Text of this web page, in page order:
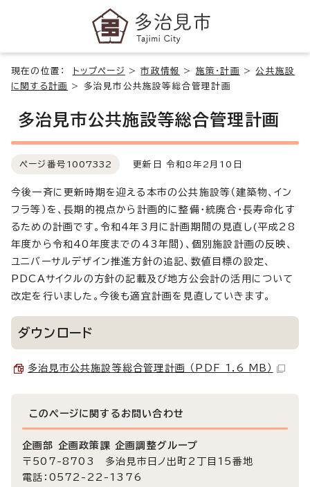
現在の位置： トップページ >市政情報 > 施策・計画 >公共施設
に関する計画
> 多治見市公共施設等総合管理計画
多治見市公共施設等総合管理計画
ページ番号 1007332 更新日 令和8年2月10日
今後一斉に更新時期を迎える本市の公共施設等（建築物、イン
フラ等）を、長期的視点から計画的に整備・統廃合・長寿命化す
るための計画です。令和4年3月に計画期間の見直し(平成28
年度から令和40年度までの43年間)、個別施設計画の反映、
ユニバーサルデザイン推進方針の追記、数値目標の設定、
PDCAサイクルの方針の記載及び地方公会計の活用について
改定を行いました。今後も適宜計画を見直していきます。
ダウンロード
多治見市公共施設等総合管理計画 （PDF 1.6 MB）
このページに関する お問い合わせ
企画部 企画政策課 企画調整グループ
〒507-8703 多治見市日ノ出町2丁目15番地
電話：0572-22-1376